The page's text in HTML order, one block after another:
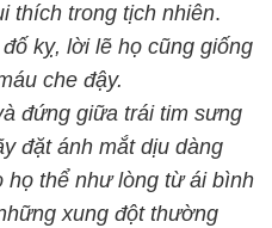
thích trong tịch nhiên.
kỵ, lời lẽ họ cũng giống
che đậy.
đứng giữa trái tim sưng
đặt ánh mắt dịu dàng
họ thể như lòng từ ái bình
xung đột thường